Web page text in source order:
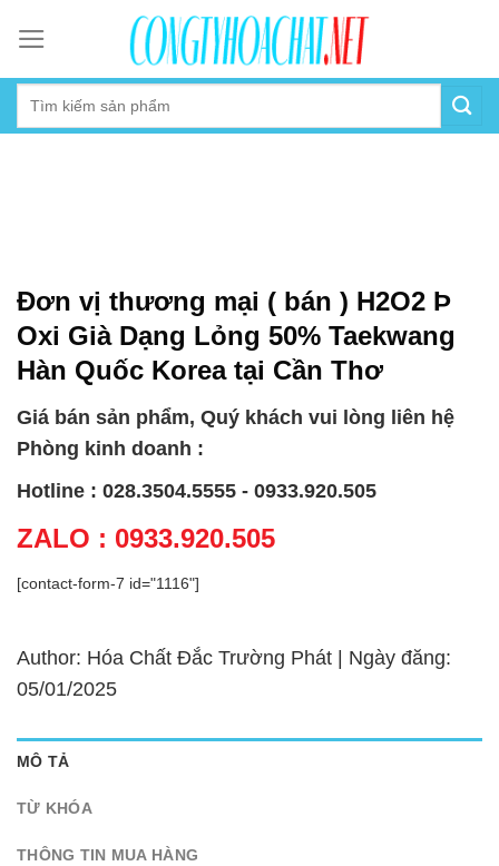
content
Đơn vị thương mại ( bán ) H2O2 Þ
Oxi Già Dạng Lỏng 50% Taekwang
Hàn Quốc Korea tại Cần Thơ
Giá bán sản phẩm, Quý khách vui lòng liên hệ
Phòng kinh doanh :
Hotline : 028.3504.5555 - 0933.920.505
ZALO : 0933.920.505
[contact-form-7 id="1116"]
Author: Hóa Chất Đắc Trường Phát | Ngày đăng:
05/01/2025
MÔ TẢ
TỪ KHÓA
THÔNG TIN MUA HÀNG